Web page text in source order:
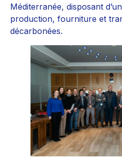
Méditerranée, disposant
production, fourniture et
décarbonées.